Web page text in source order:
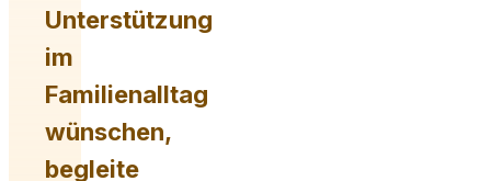
Unterstützung
im
Familienalltag
wünschen,
begleite